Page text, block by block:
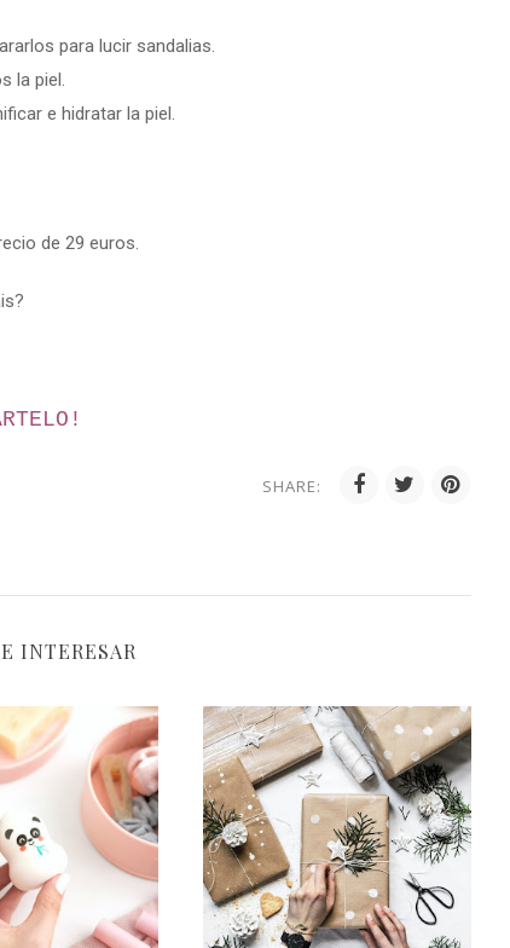
para lucir sandalias.
la piel.
e hidratar la piel.
de 29 euros.
SHARE:
INTERESAR